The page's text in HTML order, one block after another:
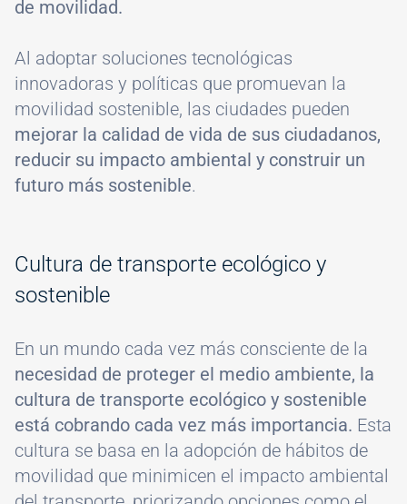
de movilidad.
Al adoptar soluciones tecnológicas
innovadoras y políticas que promuevan la
movilidad sostenible, las ciudades pueden
mejorar la calidad de vida de sus ciudadanos,
reducir su impacto ambiental y construir un
futuro más sostenible.
Cultura de transporte ecológico y
sostenible
En un mundo cada vez más consciente de la
necesidad de proteger el medio ambiente, la
cultura de transporte ecológico y sostenible
está cobrando cada vez más importancia. Esta
cultura se basa en la adopción de hábitos de
movilidad que minimicen el impacto ambiental